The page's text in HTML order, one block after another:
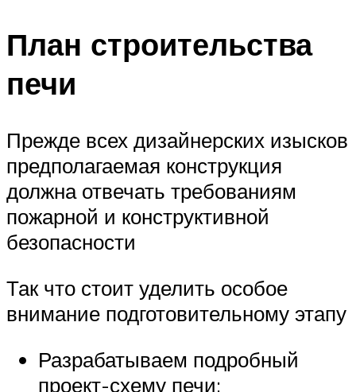
План строительства
печи
Прежде всех дизайнерских изысков
предполагаемая конструкция
должна отвечать требованиям
пожарной и конструктивной
безопасности
Так что стоит уделить особое
внимание подготовительному этапу
Разрабатываем подробный
проект-схему печи;